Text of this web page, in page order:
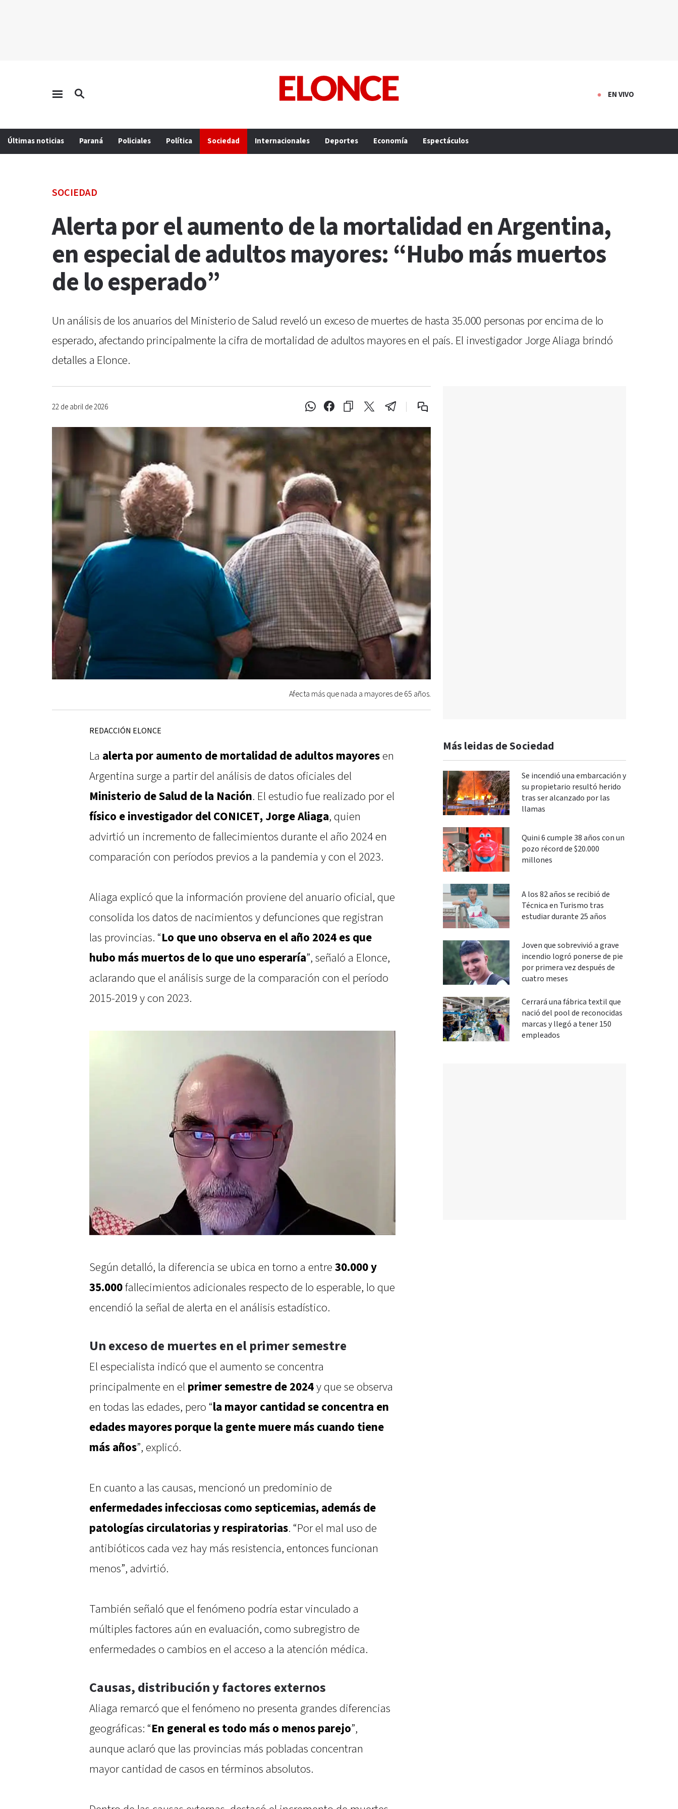
EN VIVO
Últimas noticias Paraná Policiales Política Sociedad Internacionales Deportes Economía Espectáculos
SOCIEDAD
Alerta por el aumento de la mortalidad en Argentina,
en especial de adultos mayores: “Hubo más muertos
de lo esperado”
Un análisis de los anuarios del Ministerio de Salud reveló un exceso de muertes de hasta 35.000 personas por encima de lo
esperado, afectando principalmente la cifra de mortalidad de adultos mayores en el país. El investigador Jorge Aliaga brindó
detalles a Elonce.
22 de abril de 2026
Afecta más que nada a mayores de 65 años.
REDACCIÓN ELONCE
La alerta por aumento de mortalidad de adultos mayoresen
Argentina surge a partir del análisis de datos oficiales del
Ministerio de Salud de la Nación. El estudio fue realizado por el
físico e investigador del CONICET, Jorge Aliaga, quien
advirtió un incremento de fallecimientos durante el año 2024 en
comparación con períodos previos a la pandemia y con el 2023.
Aliaga explicó que la información proviene del anuario oficial, que
consolida los datos de nacimientos y defunciones que registran
las provincias. “Lo que uno observa en el año 2024 es que
hubo más muertos de lo que uno esperaría”, señaló a Elonce,
aclarando que el análisis surge de la comparación con el período
2015-2019 y con 2023.
Según detalló, la diferencia se ubica en torno a entre 30.000 y
35.000fallecimientos adicionales respecto de lo esperable, lo que
encendió la señal de alerta en el análisis estadístico.
Un exceso de muertes en el primer semestre
El especialista indicó que el aumento se concentra
principalmente en el primer semestre de 2024y que se observa
en todas las edades, pero “la mayor cantidad se concentra en
edades mayores porque la gente muere más cuando tiene
más años”, explicó.
En cuanto a las causas, mencionó un predominio de
enfermedades infecciosas como septicemias, además de
patologías circulatorias y respiratorias. “Por el mal uso de
antibióticos cada vez hay más resistencia, entonces funcionan
menos”, advirtió.
También señaló que el fenómeno podría estar vinculado a
múltiples factores aún en evaluación, como subregistro de
enfermedades o cambios en el acceso a la atención médica.
Causas, distribución y factores externos
Aliaga remarcó que el fenómeno no presenta grandes diferencias
geográficas: “En general es todo más o menos parejo”,
aunque aclaró que las provincias más pobladas concentran
mayor cantidad de casos en términos absolutos.
Más leidas de Sociedad
Se incendió una embarcación y
su propietario resultó herido
tras ser alcanzado por las
llamas
Quini 6 cumple 38 años con un
pozo récord de $20.000
millones
A los 82 años se recibió de
Técnica en Turismo tras
estudiar durante 25 años
Joven que sobrevivió a grave
incendio logró ponerse de pie
por primera vez después de
cuatro meses
Cerrará una fábrica textil que
nació del pool de reconocidas
marcas y llegó a tener 150
empleados